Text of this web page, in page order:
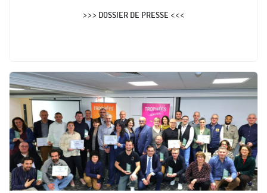
>>> DOSSIER DE PRESSE <<<